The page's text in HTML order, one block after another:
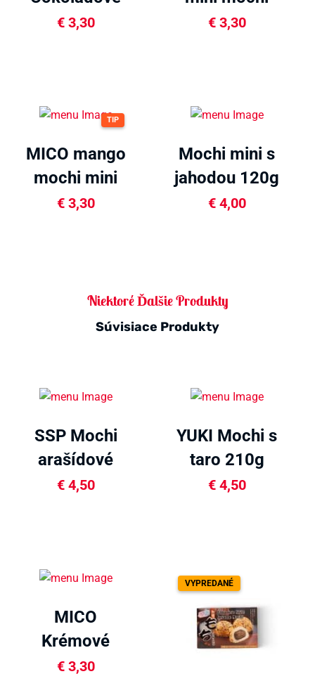
mini mochi
€3,30
80g
€3,30
TIP
MICO mango
mochi mini
80g
€3,30
Mochi mini s
jahodou 120g
€4,00
Niektoré Ďalšie Produkty
Súvisiace Produkty
SSP Mochi
arašídové
210g
€4,50
YUKI Mochi s
taro 210g
€4,50
MICO
Krémové
mochi 80g
€3,30
VYPREDANÉ